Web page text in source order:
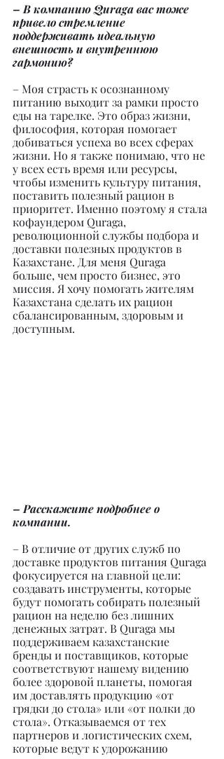
– В компанию Quraga вас тоже
привело стремление
поддерживать идеальную
внешность и внутреннюю
гармонию?
– Моя страсть к осознанному
питанию выходит за рамки просто
еды на тарелке. Это образ жизни,
философия, которая помогает
добиваться успеха во всех сферах
жизни. Но я также понимаю, что не
у всех есть время или ресурсы,
чтобы изменить культуру питания,
поставить полезный рацион в
приоритет. Именно поэтому я стала
кофаундером Quraga,
революционной службы подбора и
доставки полезных продуктов в
Казахстане. Для меня Quraga
больше, чем просто бизнес, это
миссия. Я хочу помогать жителям
Казахстана сделать их рацион
сбалансированным, здоровым и
доступным.
– Расскажите подробнее о
компании.
– В отличие от других служб по
доставке продуктов питания Quraga
фокусируется на главной цели:
создавать инструменты, которые
будут помогать собирать полезный
рацион на неделю без лишних
денежных затрат. В Quraga мы
поддерживаем казахстанские
бренды и поставщиков, которые
соответствуют нашему видению
более здоровой планеты, помогая
им доставлять продукцию «от
грядки до стола» или «от полки до
стола». Отказываемся от тех
партнеров и логистических схем,
которые ведут к удорожанию